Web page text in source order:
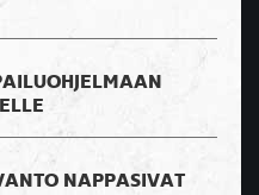
NAPPASIVAT